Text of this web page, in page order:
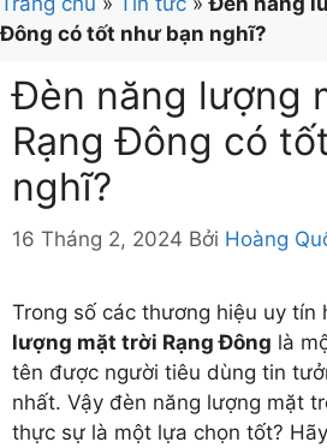
Đông có tốt như bạn nghĩ?
Đèn năng lượng
Rạng Đông có
nghĩ?
16 Tháng 2, 2024 Bởi Hoàng
Trong số các thương hiệu uy tín
lượng mặt trời Rạng Đông là
tên được người tiêu dùng tin
nhất. Vậy đèn năng lượng mặt
thực sự là một lựa chọn tốt?